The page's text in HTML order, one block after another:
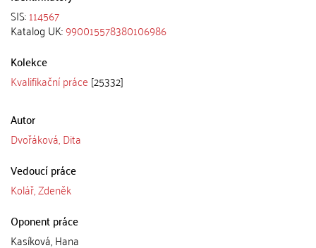
SIS:114567
Katalog UK:990015578380106986
Kolekce
Kvalifikační práce [25332]
Autor
Dvořáková, Dita
Vedoucí práce
Kolář, Zdeněk
Oponent práce
Kasíková, Hana